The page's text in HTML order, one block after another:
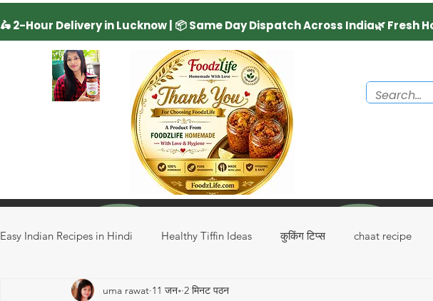
Easy Indian Recipes in Hindi Healthy Tiffin Ideas कुकिंग टिप्स chaat recipe
Regional Recipes Rice Recipe Drinks
uma rawat 11 जन॰ 2 मिनट पठन